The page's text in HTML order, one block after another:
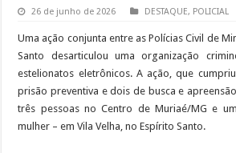
26 de junho de 2026 DESTAQUE, POLICIAL
Uma ação conjunta entre as Polícias Civil de
Santo desarticulou uma organização
estelionatos eletrônicos. A ação, que
prisão preventiva e dois de busca e
três pessoas no Centro de Muriaé/MG e
mulher – em Vila Velha, no Espírito Santo.